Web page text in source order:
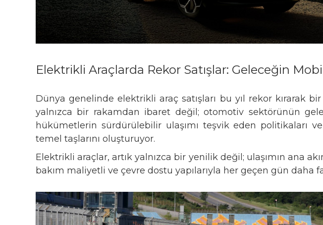
Elektrikli Araçlarda Rekor Satışlar: Geleceğin
Dünya genelinde elektrikli araç satışları bu yıl rekor kırarak
yalnızca bir rakamdan ibaret değil; otomotiv sektörünün
hükümetlerin sürdürülebilir ulaşımı teşvik eden politikaları
temel taşlarını oluşturuyor.
Elektrikli araçlar, artık yalnızca bir yenilik değil; ulaşımın ana
bakım maliyetli ve çevre dostu yapılarıyla her geçen gün daha